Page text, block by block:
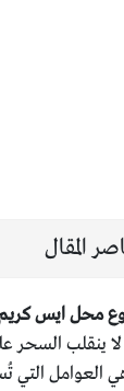
المقال
محل ايس
ينقلب السحر
العوامل التي